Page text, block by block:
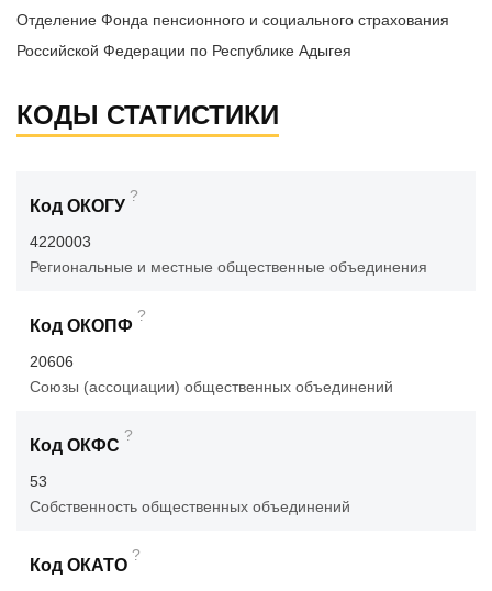
Отделение Фонда пенсионного и социального страхования
Российской Федерации по Республике Адыгея
КОДЫ СТАТИСТИКИ
Код ОКОГУ
?
4220003
Региональные и местные общественные объединения
Код ОКОПФ
?
20606
Союзы (ассоциации) общественных объединений
Код ОКФС
?
53
Собственность общественных объединений
Код ОКАТО
?